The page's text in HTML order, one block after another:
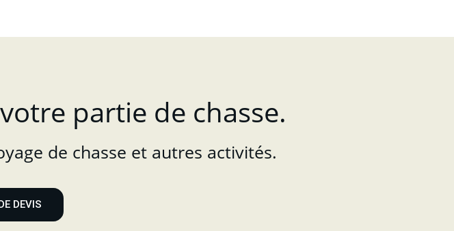
partie de chasse.
de chasse et autres activités.
DEVIS